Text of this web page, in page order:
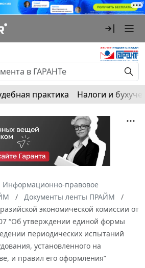
практика Налоги и
Информационно-правовое
Документы ленты ПРАЙМ
экономической комиссии от
“Об утверждении единой формы
периодических испытаний
установленного на
и правил его оформления”